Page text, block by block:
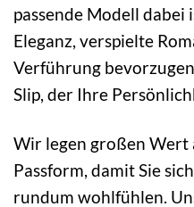
passende Modell dabei
Eleganz, verspielte
Verführung
Slip, der Ihre
Wir legen großen Wert
Passform, damit Sie
rundum wohlfühlen.